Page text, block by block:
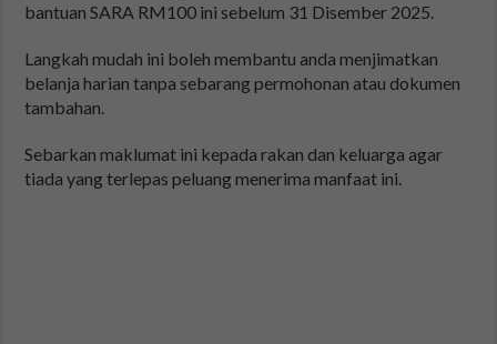
bantuan SARA RM100 ini sebelum 31 Disember 2025.
Langkah mudah ini boleh membantu anda menjimatkan
belanja harian tanpa sebarang permohonan atau dokumen
tambahan.
Sebarkan maklumat ini kepada rakan dan keluarga agar
tiada yang terlepas peluang menerima manfaat ini.